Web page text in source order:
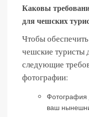
Каковы
для чешских
Чтобы
чешские туристы
следующие
фотографии:
Фотография
ваш